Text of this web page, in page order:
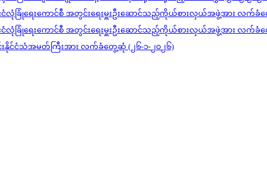
င်ငံလုံခြုံရေးကောင်စီ အတွင်းရေးမှူးဦးဆောင်သည့်ကိုယ်စားလှယ်အဖွဲ့အား လက်ခံ
င်ငံလုံခြုံရေးကောင်စီ အတွင်းရေးမှူးဦးဆောင်သည့်ကိုယ်စားလှယ်အဖွဲ့အား လက်ခံ
းနိုင်ငံသံအမတ်ကြီးအား လက်ခံတွေ့ဆုံ (၂၆-၁-၂၀၂၆)